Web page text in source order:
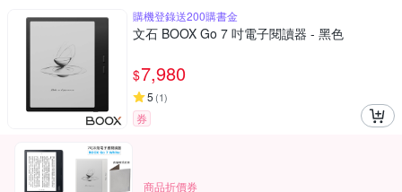
購機登錄送200購書金
文石 BOOX Go 7 吋電子閱讀器 - 黑色
$7,980
5 (1)
券
商品折價券